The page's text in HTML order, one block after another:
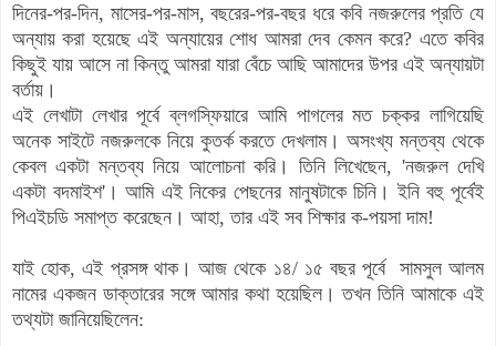
দিনের-পর-দিন, মাসের-পর-মাস, বছরের-পর-বছর ধরে কবি নজরুলের প্রতি যে
অন্যায় করা হয়েছে এই অন্যায়ের শোধ আমরা দেব কেমন করে? এতে কবির
কিছুই যায় আসে না কিন্তু আমরা যারা বেঁচে আছি আমাদের উপর এই অন্যায়টা
বর্তায়।
এই লেখাটা লেখার পূর্বে ব্লগস্ফিয়ারে আমি পাগলের মত চক্কর লাগিয়েছি
অনেক সাইটে নজরুলকে নিয়ে কুতর্ক করতে দেখলাম। অসংখ্য মন্তব্য থেকে
কেবল একটা মন্তব্য নিয়ে আলোচনা করি। তিনি লিখেছেন, 'নজরুল দেখি
একটা বদমাইশ'। আমি এই নিকের পেছনের মানুষটাকে চিনি। ইনি বহু পূর্বেই
পিএইচডি সমাপ্ত করেছেন। আহা, তার এই সব শিক্ষার ক-পয়সা দাম!
যাই হোক, এই প্রসঙ্গ থাক। আজ থেকে ১৪/ ১৫ বছর পূর্বে সামসুল আলম
নামের একজন ডাক্তারের সঙ্গে আমার কথা হয়েছিল। তখন তিনি আমাকে এই
তথ্যটা জানিয়েছিলেন: